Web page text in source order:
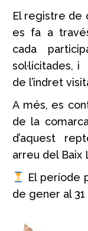
El registre de
es fa a
cada
sol·licitades,
de l’indret
A més, es
de la
d’aquest
arreu del Baix
El període
de gener al